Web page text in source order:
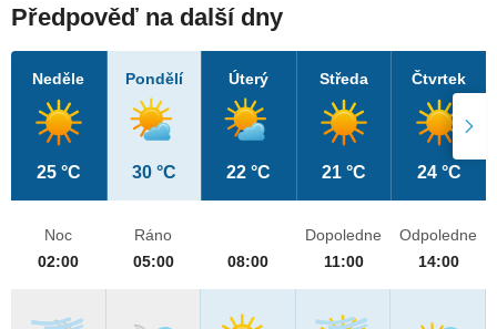
Předpověď na další dny
Neděle
25 °C
Pondělí
30 °C
Úterý
22 °C
Středa
21 °C
Čtvrtek
24 °C
Noc
02:00
Ráno
05:00
08:00
Dopoledne
11:00
Odpoledne
14:00